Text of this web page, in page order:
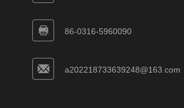
86-0316-5960090
a202218733639248@163.com